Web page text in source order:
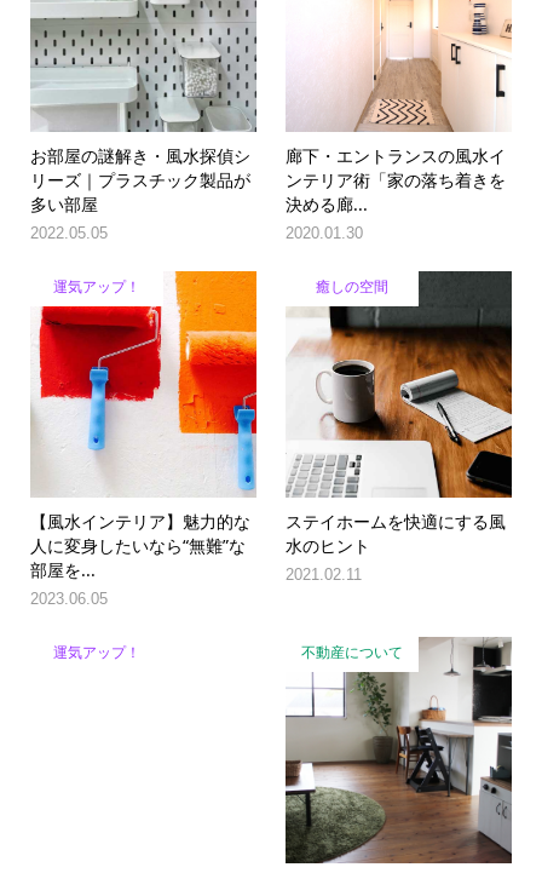
お部屋の謎解き・風水探偵シ
リーズ｜プラスチック製品が
多い部屋
2022.05.05
廊下・エントランスの風水イ
ンテリア術「家の落ち着きを
決める廊...
2020.01.30
運気アップ！
【風水インテリア】魅力的な
人に変身したいなら“無難”な
部屋を...
2023.06.05
癒しの空間
ステイホームを快適にする風
水のヒント
2021.02.11
運気アップ！ 不動産について